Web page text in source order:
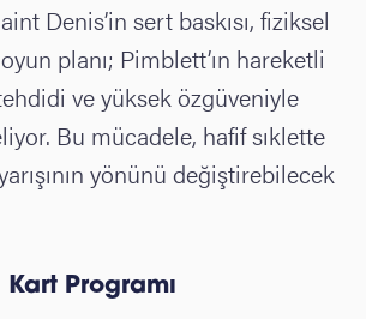
Denis’in sert baskısı, fiziksel
planı; Pimblett’ın hareketli
ve yüksek özgüveniyle
Bu mücadele, hafif sıklette
yönünü değiştirebilecek
Kart Programı